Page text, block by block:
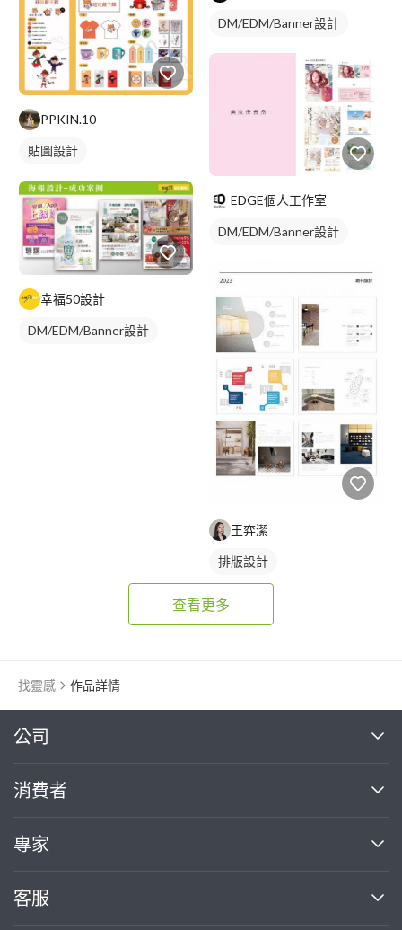
PPKIN.10
貼圖設計
幸福50設計
DM/EDM/Banner設計
DM/EDM/Banner設計
EDGE個人工作室
DM/EDM/Banner設計
王弈潔
排版設計
查看更多
找靈感 作品詳情
公司
關於我們
部落格
加入我們
消費者
買服務
熱門服務
專家
案件中心
客服
繼續完成